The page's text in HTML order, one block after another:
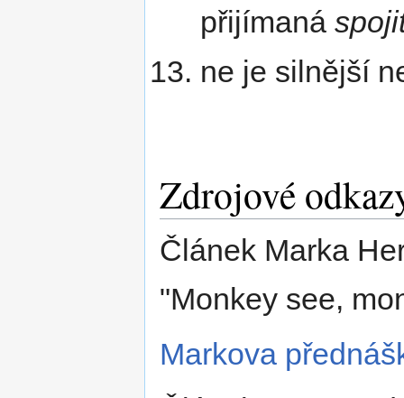
přijímaná
ne je silnější
Zdrojové
Článek Marka
"Monkey see,
Markova